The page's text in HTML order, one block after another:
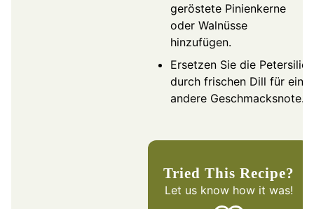
geröstete Pinienkerne
oder Walnüsse
hinzufügen.
Ersetzen Sie die Petersilie
durch frischen Dill für eine
andere Geschmacksnote.
Tried This Recipe?
Let us knowhow it was!